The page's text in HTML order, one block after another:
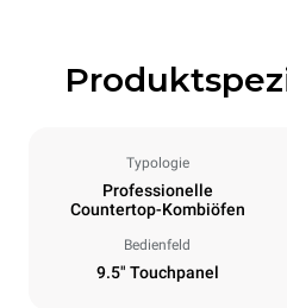
Typologie
Professionelle
Countertop-Kombiöfen
Bedienfeld
9.5" Touchpanel